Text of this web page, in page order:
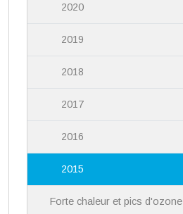
2020
2019
2018
2017
2016
2015
Forte chaleur et pics d'ozone